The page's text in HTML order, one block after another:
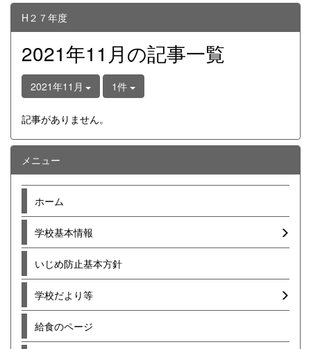
H２７年度
2021年11月の記事一覧
2021年11月 1件
記事がありません。
メニュー
ホーム
学校基本情報
いじめ防止基本方針
学校だより等
給食のページ